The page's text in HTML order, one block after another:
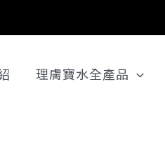
理膚寶水全產品